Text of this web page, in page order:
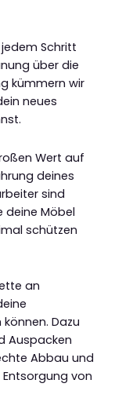
Schritt
über die
kümmern wir
neues
Wert auf
deines
sind
deine Möbel
schützen
an
Dazu
Auspacken
Abbau und
von